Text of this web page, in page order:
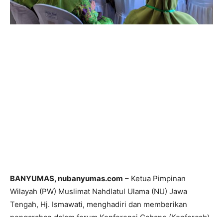
BANYUMAS, nubanyumas.com – Ketua Pimpinan
Wilayah (PW) Muslimat Nahdlatul Ulama (NU) Jawa
Tengah, Hj. Ismawati, menghadiri dan memberikan